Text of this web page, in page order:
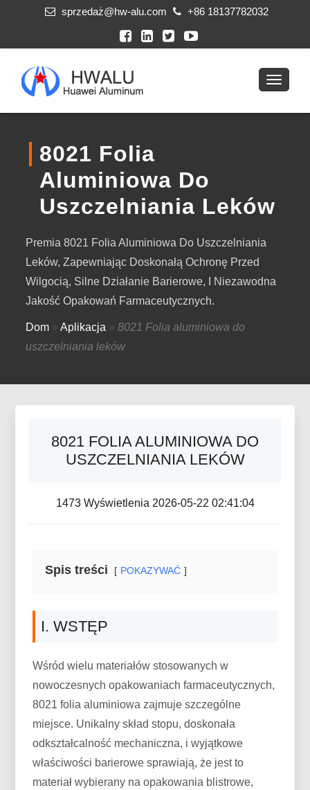
sprzedaż@hw-alu.com +86 18137782032
8021 Folia
Aluminiowa Do
Uszczelniania Leków
Premia 8021 Folia Aluminiowa Do Uszczelniania
Leków, Zapewniając Doskonałą Ochronę Przed
Wilgocią, Silne Działanie Barierowe, I Niezawodna
Jakość Opakowań Farmaceutycznych.
Dom »Aplikacja »8021 Folia aluminiowa do
uszczelniania leków
8021 FOLIA ALUMINIOWA DO
USZCZELNIANIA LEKÓW
1473 Wyświetlenia 2026-05-22 02:41:04
Spis treści POKAZYWAĆ
I. WSTĘP
Wśród wielu materiałów stosowanych w
nowoczesnych opakowaniach farmaceutycznych,
8021 folia aluminiowa zajmuje szczególne
miejsce. Unikalny skład stopu, doskonała
odkształcalność mechaniczna, i wyjątkowe
właściwości barierowe sprawiają, że jest to
materiał wybierany na opakowania blistrowe,